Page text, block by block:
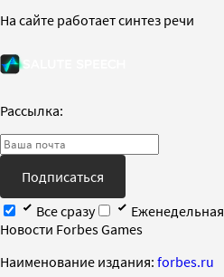
На сайте работает синтез речи
Рассылка:
Подписаться
Все сразу
Еженедельная
Новости Forbes Games
Наименование издания: forbes.ru